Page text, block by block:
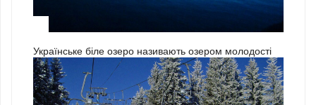
Українське біле озеро називають озером молодості